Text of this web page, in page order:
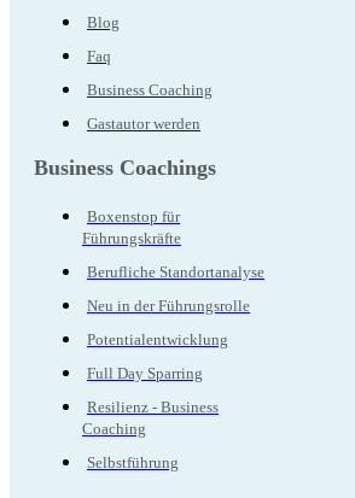
Blog
Faq
Business Coaching
Gastautor werden
Business Coachings
Boxenstop für
Führungskräfte
Berufliche Standortanalyse
Neu in der Führungsrolle
Potentialentwicklung
Full Day Sparring
Resilienz - Business
Coaching
Selbstführung